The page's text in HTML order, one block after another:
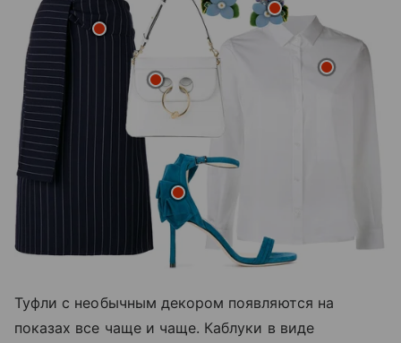
Туфли с необычным декором появляются на
показах все чаще и чаще. Каблуки в виде